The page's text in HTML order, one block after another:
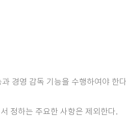
경영 감독 기능을 수행하여야 한
정하는 주요한 사항은 제외한다.